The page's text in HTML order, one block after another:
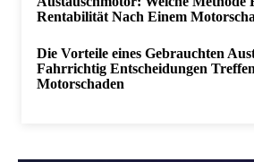
Rentabilität Nach Einem
Die Vorteile eines Gebrauchten
Fahrrichtig Entscheidungen
Motorschaden